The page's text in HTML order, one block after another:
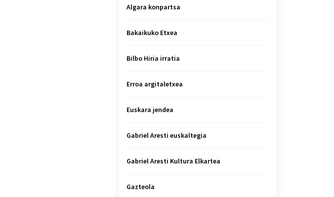
Algara konpartsa
Bakaikuko Etxea
Bilbo Hiria irratia
Erroa argitaletxea
Euskara jendea
Gabriel Aresti euskaltegia
Gabriel Aresti Kultura Elkartea
Gazteola